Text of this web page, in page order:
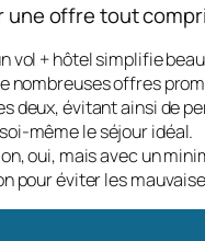
une offre tout
vol + hôtel simplifie
nombreuses offres
deux, évitant ainsi de
même le séjour idéal.
oui, mais avec un
pour éviter les